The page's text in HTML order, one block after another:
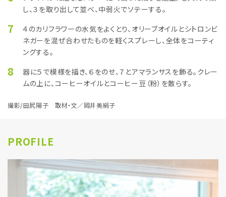
し、３を取り出して並べ、中弱火でソテーする。
7
４のカリフラワーの水気をよくとり、オリーブオイルとシトロンビ
ネガーを混ぜ合わせたものを軽くスプレーし、全体をコーティ
ングする。
8
器に５で模様を描き、６をのせ、７とアマランサスを飾る。クレー
ムの上に、コーヒーオイルとコーヒー豆（粉）を散らす。
撮影/田尻陽子 取材・文／岡井美絹子
PROFILE